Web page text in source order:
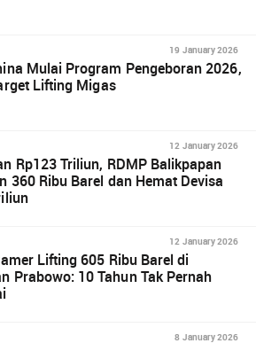
19 January 2026
Mulai Program Pengeboran 2026,
Lifting Migas
12 January 2026
Rp123 Triliun, RDMP Balikpapan
360 Ribu Barel dan Hemat Devisa
12 January 2026
Lifting 605 Ribu Barel di
Prabowo: 10 Tahun Tak Pernah
8 January 2026